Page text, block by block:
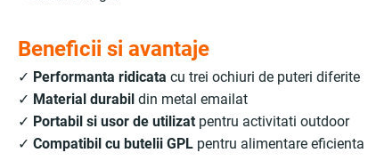
Beneficii si avantaje
✓ Performanta ridicata cu trei ochiuri de puteri diferite
✓ Material durabil din metal emailat
✓ Portabil si usor de utilizat pentru activitati outdoor
✓ Compatibil cu butelii GPL pentru alimentare eficienta